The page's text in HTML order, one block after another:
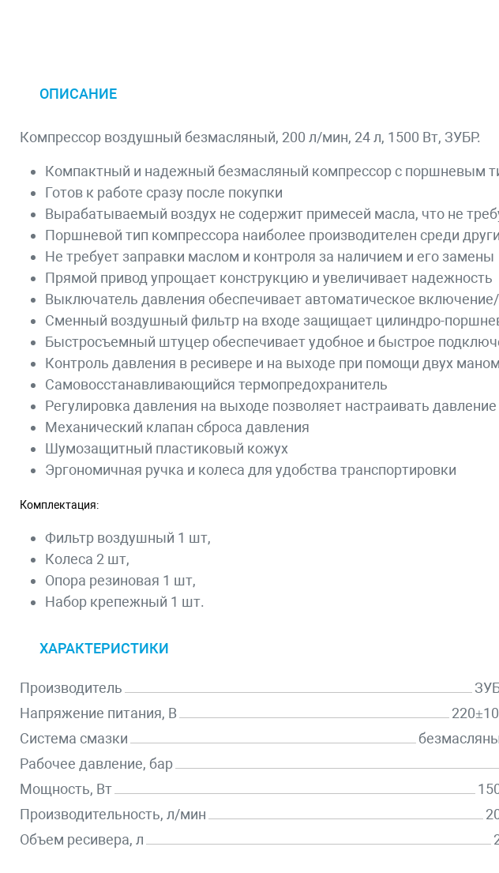
ОПИСАНИЕ
Компрессор воздушный безмасляный, 200 л/мин, 24 л, 1500 Вт, ЗУБР.
Компактный и надежный безмасляный компрессор с поршневым
Готов к работе сразу после покупки
Вырабатываемый воздух не содержит примесей масла, что не
Поршневой тип компрессора наиболее производителен среди
Не требует заправки маслом и контроля за наличием и его замены
Прямой привод упрощает конструкцию и увеличивает надежность
Выключатель давления обеспечивает автоматическое
Сменный воздушный фильтр на входе защищает цилиндро-
Быстросъемный штуцер обеспечивает удобное и быстрое
Контроль давления в ресивере и на выходе при помощи двух
Самовосстанавливающийся термопредохранитель
Регулировка давления на выходе позволяет настраивать
Механический клапан сброса давления
Шумозащитный пластиковый кожух
Эргономичная ручка и колеса для удобства транспортировки
Комплектация:
Фильтр воздушный 1 шт,
Колеса 2 шт,
Опора резиновая 1 шт,
Набор крепежный 1 шт.
ХАРАКТЕРИСТИКИ
Производитель
Напряжение питания, В
Система смазки
Рабочее давление, бар
Мощность, Вт
Производительность, л/мин
Объем ресивера, л